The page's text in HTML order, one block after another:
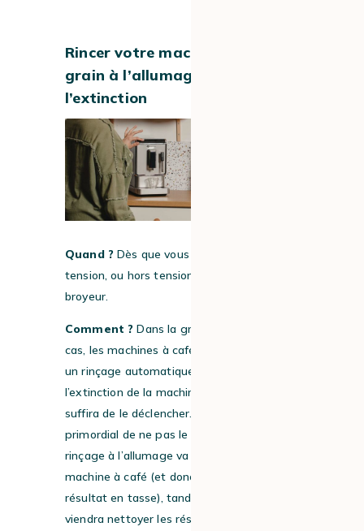
Rincer votre machine à café à
grain à l’allumage et à
l’extinction
Quand ? Dès que vous mettez sous
tension, ou hors tension, votre expresso
broyeur.
Comment ? Dans la grande majorité des
cas, les machines à café à grain prévoient
un rinçage automatique à l’allumage et à
l’extinction de la machine, sinon il vous
suffira de le déclencher. Il est d’ailleurs
primordial de ne pas le désactiver : le
rinçage à l’allumage va venir préchauffer la
machine à café (et donc garantir un bon
résultat en tasse), tandis qu’à l’extinction, il
viendra nettoyer les résidus d’huiles de